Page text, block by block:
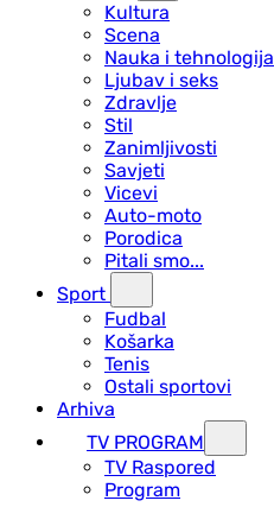
Kultura
Scena
Nauka i tehnologija
Ljubav i seks
Zdravlje
Stil
Zanimljivosti
Savjeti
Vicevi
Auto-moto
Porodica
Pitali smo...
Sport
Fudbal
Košarka
Tenis
Ostali sportovi
Arhiva
TV PROGRAM
ТV Raspored
Program